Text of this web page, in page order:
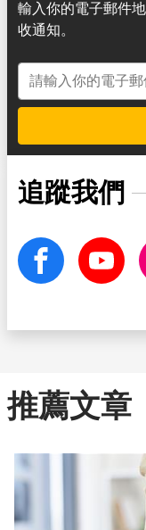
輸入你的電子郵件
收通知。
電子郵件地址
追蹤我們
facebook Youtube
推薦文章